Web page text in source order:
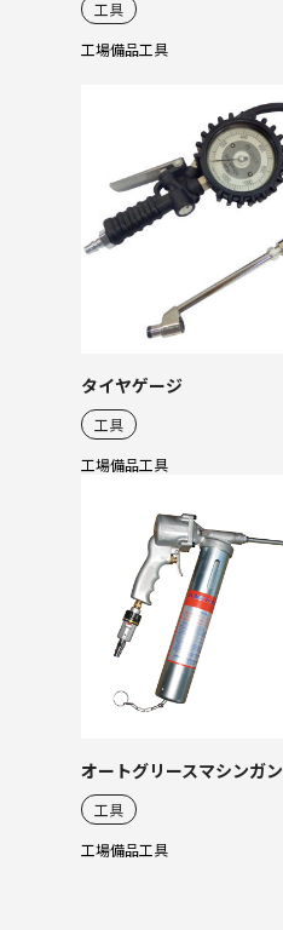
工具
工場備品工具
タイヤゲージ
工具
工場備品工具
オートグリースマシンガン
工具
工場備品工具